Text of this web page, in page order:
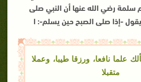
سلمة رضي الله عنها أن النبي صلى
-إذا صلى الصبح حين يسلم-: ا
علما نافعا، ورزقا طيبا، وعملا
متقبلا